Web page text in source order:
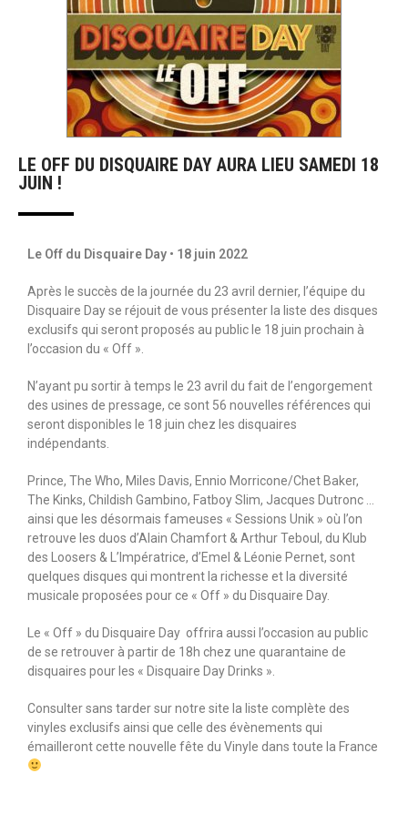
LE OFF DU DISQUAIRE DAY AURA LIEU SAMEDI 18
JUIN !
Le Off du Disquaire Day • 18 juin 2022
Après le succès de la journée du 23 avril dernier, l’équipe du
Disquaire Day se réjouit de vous présenter la liste des disques
exclusifs qui seront proposés au public le 18 juin prochain à
l’occasion du « Off ».
N’ayant pu sortir à temps le 23 avril du fait de l’engorgement
des usines de pressage, ce sont 56 nouvelles références qui
seront disponibles le 18 juin chez les disquaires
indépendants.
Prince, The Who, Miles Davis, Ennio Morricone/Chet Baker,
The Kinks, Childish Gambino, Fatboy Slim, Jacques Dutronc …
ainsi que les désormais fameuses « Sessions Unik » où l’on
retrouve les duos d’Alain Chamfort & Arthur Teboul, du Klub
des Loosers & L’Impératrice, d’Emel & Léonie Pernet, sont
quelques disques qui montrent la richesse et la diversité
musicale proposées pour ce « Off » du Disquaire Day.
Le « Off » du Disquaire Day offrira aussi l’occasion au public
de se retrouver à partir de 18h chez une quarantaine de
disquaires pour les « Disquaire Day Drinks ».
Consulter sans tarder sur notre site la liste complète des
vinyles exclusifs ainsi que celle des évènements qui
émailleront cette nouvelle fête du Vinyle dans toute la France